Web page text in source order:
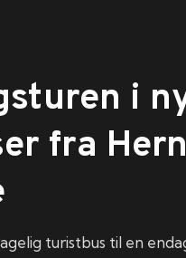
i
fra
turistbus til en